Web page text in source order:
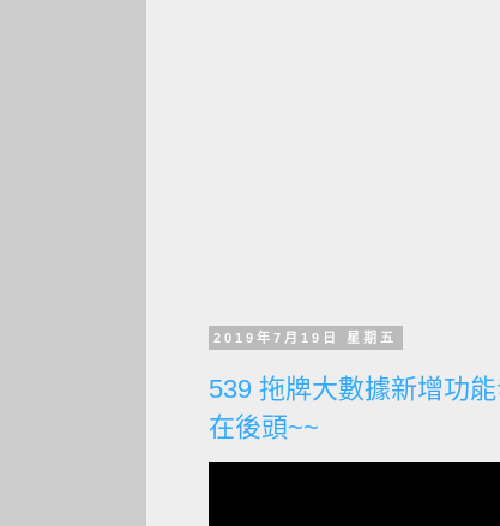
2019年7月19日 星期五
539 拖牌大數據新增功
在後頭~~